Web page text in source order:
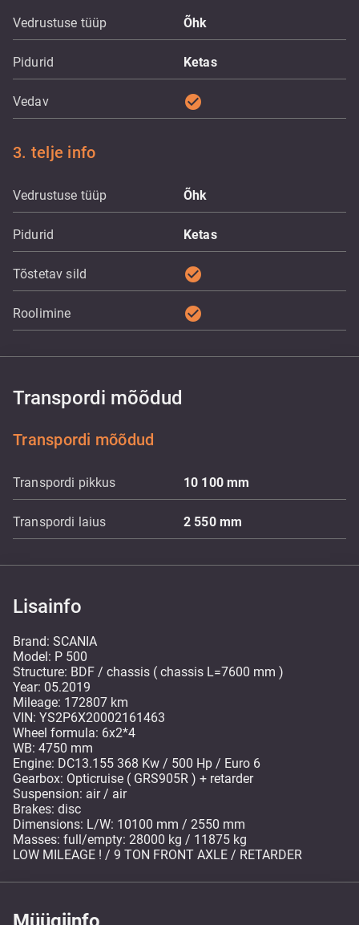
Vedrustuse tüüp Õhk
Pidurid Ketas
Vedav check_circle
3. telje info
Vedrustuse tüüp Õhk
Pidurid Ketas
Tõstetav sild check_circle
Roolimine check_circle
Transpordi mõõdud
Transpordi mõõdud
Transpordi pikkus 10 100mm
Transpordi laius 2 550 mm
Lisainfo
Brand: SCANIA
Model: P 500
Structure: BDF / chassis ( chassis L=7600 mm )
Year: 05.2019
Mileage: 172807 km
VIN: YS2P6X20002161463
Wheel formula: 6x2*4
WB: 4750 mm
Engine: DC13.155 368 Kw / 500 Hp / Euro 6
Gearbox: Opticruise ( GRS905R ) + retarder
Suspension: air / air
Brakes: disc
Dimensions: L/W: 10100 mm / 2550 mm
Masses: full/empty: 28000 kg / 11875 kg
LOW MILEAGE ! / 9 TON FRONT AXLE / RETARDER